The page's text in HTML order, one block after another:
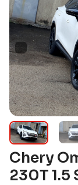
Chery
230T